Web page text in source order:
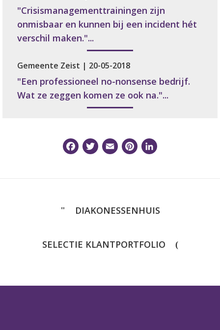
"Crisismanagementtrainingen zijn
onmisbaar en kunnen bij een incident hét
verschil maken."...
Gemeente Zeist | 20-05-2018
"Een professioneel no-nonsense bedrijf.
Wat ze zeggen komen ze ook na."...
Facebook
Twitter
EmailPinterest
DIAKONESSENHUIS
SELECTIE KLANTPORTFOLIO